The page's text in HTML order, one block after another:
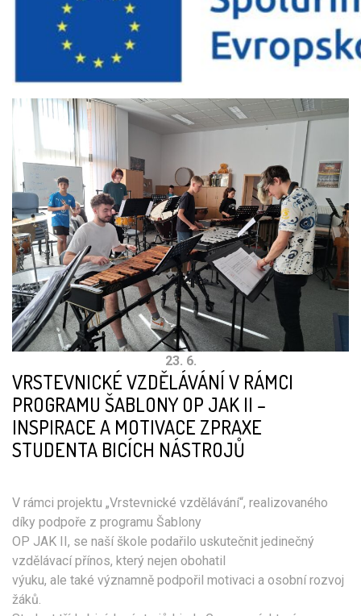
23. 6.
VRSTEVNICKÉ VZDĚLÁVÁNÍ V RÁMCI
PROGRAMU ŠABLONY OP JAK II –
INSPIRACE A MOTIVACE ZPRAXE
STUDENTA BICÍCH NÁSTROJŮ
V rámci projektu „Vrstevnické vzdělávání“, realizovaného
díky podpoře z programu Šablony
OP JAK II, se naší škole podařilo uskutečnit jedinečný
vzdělávací přínos, který nejen obohatil
výuku, ale také významně podpořil motivaci a osobní rozvoj
žáků.